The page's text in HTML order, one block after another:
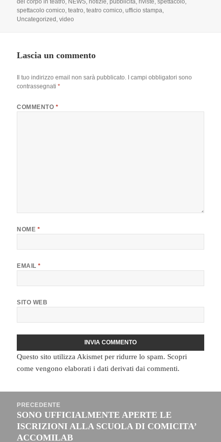
del corpo in teatro, NEWS,notizie,pubblicità,riviste,spettacolo,
spettacolo comico,teatro,teatro comico,ufficio stampa,
Uncategorized ,video
Lascia un commento
Il tuo indirizzo email non sarà pubblicato.
I campi obbligatori sono
contrassegnati*
COMMENTO *
NOME *
EMAIL*
SITO WEB
Questo sito utilizza Akismet per ridurre lo spam. Scopri
come vengono elaborati i dati derivati dai commenti.
articoli
PRECEDENTE
Articolo
precedente:
SONO UFFICIALMENTE APERTE LE
ISCRIZIONI ALLA SCUOLA DI COMICITA’
ACCOMILAB